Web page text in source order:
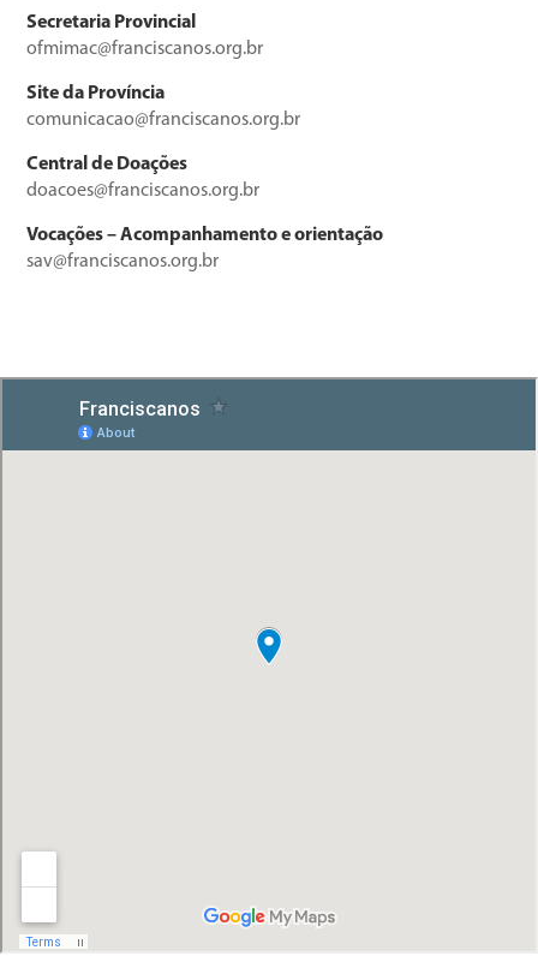
Secretaria Provincial
ofmimac@franciscanos.org.br
Site da Província
comunicacao@franciscanos.org.br
Central de Doações
doacoes@franciscanos.org.br
Vocações – Acompanhamento e orientação
sav@franciscanos.org.br